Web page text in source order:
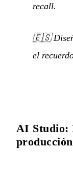
recall.
🇪🇸
el
AI Studio:
producción